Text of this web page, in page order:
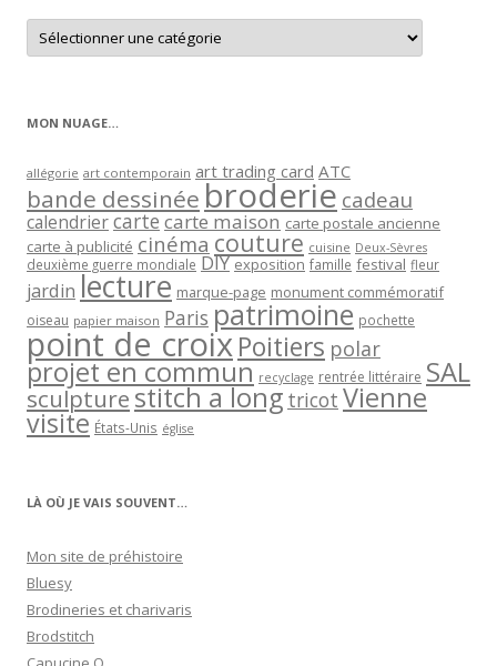
Retrouver
les
articles
MON NUAGE…
allégorie art contemporain art trading card ATC
bande dessinée broderie cadeau
calendriercartecarte maison carte postale ancienne
carte à publicité cinéma couture cuisine Deux-Sèvres
deuxième guerre mondiale DIY exposition famille festival fleur
jardin lecture marque-page monument commémoratif
oiseau papier maison Paris patrimoine pochette
point de croixPoitiers polar
projet en commun recyclage rentrée littéraire SAL
sculpturestitch a long tricot Vienne
visite États-Unis église
LÀ OÙ JE VAIS SOUVENT…
Mon site de préhistoire
Bluesy
Brodineries et charivaris
Brodstitch